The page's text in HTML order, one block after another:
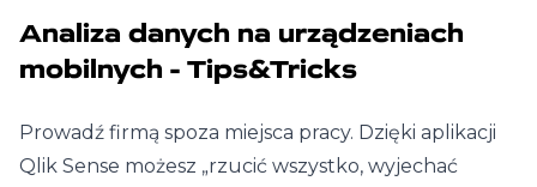
Analiza danych na urządzeniach
mobilnych - Tips&Tricks
Prowadź firmą spoza miejsca pracy. Dzięki aplikacji
Qlik Sense możesz „rzucić wszystko, wyjechać